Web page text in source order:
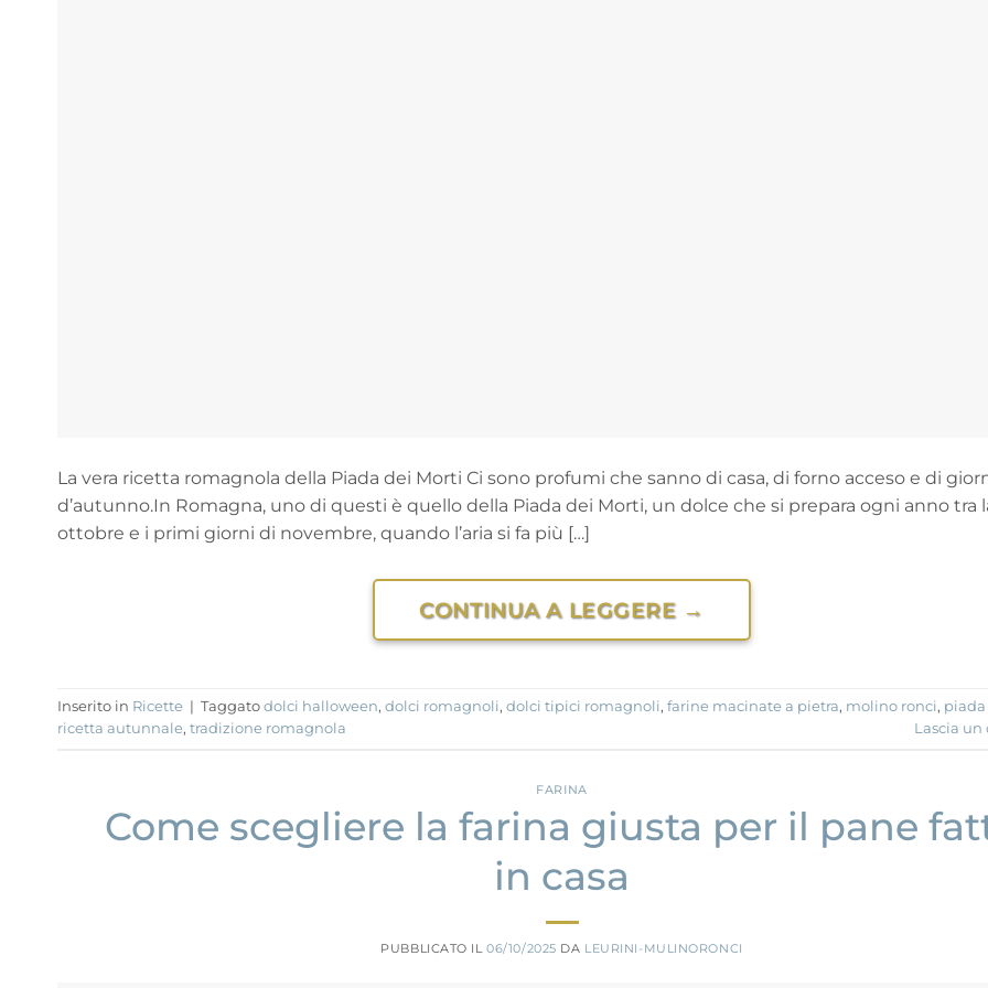
La vera ricetta romagnola della Piada dei Morti Ci sono profumi che sanno di casa, di forno acceso e di
d’autunno.In Romagna, uno di questi è quello della Piada dei Morti, un dolce che si prepara ogni anno tra
ottobre e i primi giorni di novembre, quando l’aria si fa più […]
CONTINUA A LEGGERE →
Inserito in Ricette | Taggato dolci halloween, dolci romagnoli, dolci tipici romagnoli, farine macinate a pietra, molino ronci,
ricetta autunnale, tradizione romagnola Lascia
FARINA
Come scegliere la farina giusta per il pane
in casa
PUBBLICATO IL06/10/2025 DA LEURINI-MULINORONCI